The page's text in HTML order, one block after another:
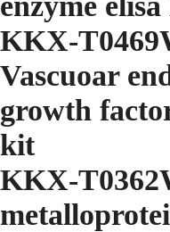
KKX-
Vascuoar
growth
kit
KKX-